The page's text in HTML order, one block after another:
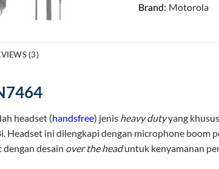
Brand: Motorola
(3)
headset (handsfree) jenis heavy dutyyang
Headset ini dilengkapi dengan microphone boom
desain over the headuntuk kenyamanan